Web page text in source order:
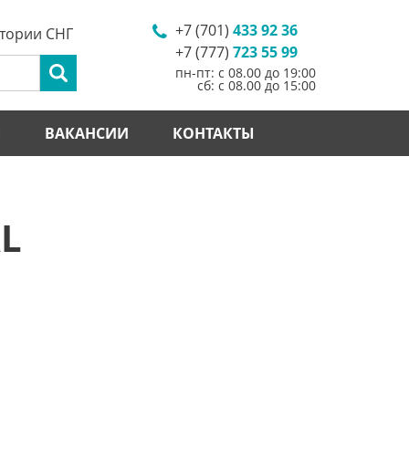
+7 (701) 433 92 36
+7 (777) 723 55 99
пн-пт: с 08.00 до 19:00
сб: с 08.00 до 15:00
СНГ
ВАКАНСИИ КОНТАКТЫ